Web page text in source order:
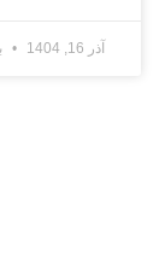
آذر 16, 1404